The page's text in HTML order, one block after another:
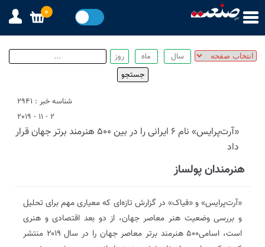
شناسه خبر : 2941
2 - 11 - 2019
«آرت‌پرایس» نام 6 ایرانی را در بین 500 هنرمند برتر جهان قرار
داد
هنرمندان پولساز
«آرت‌پرایس» و «فیاک» در گزارش تازه‌‌ای که معیاری مهم برای تحلیل
و بررسی وضعیت هنر معاصر جهان، از دو بعد اقتصادی و هنری
است، اسامی۵۰۰ هنرمند برتر معاصر جهان را در سال ۲۰۱۹ منتشر
0